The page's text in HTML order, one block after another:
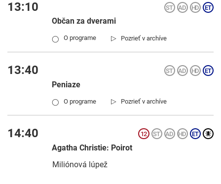
13:10
Občan za dverami
▷ Pozrieť v archíve
◯ O programe
13:40
Peniaze
▷ Pozrieť v archíve
◯ O programe
14:40
Agatha Christie: Poirot
Miliónová lúpež